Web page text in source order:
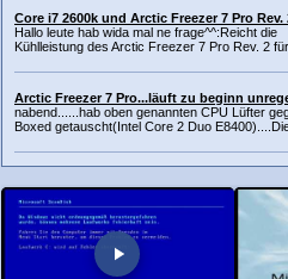
Core i7 2600k und Arctic Freezer 7 Pro Rev.
Hallo leute hab wida mal ne frage^^:Reicht die
Kühlleistung des Arctic Freezer 7 Pro Rev. 2
Arctic Freezer 7 Pro...läuft zu beginn
nabend......hab oben genannten CPU Lüfter
Boxed getauscht(Intel Core 2 Duo